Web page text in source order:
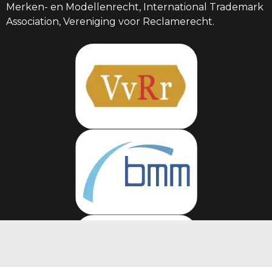
Merken- en Modellenrecht, International Trademark
Association, Vereniging voor Reclamerecht.